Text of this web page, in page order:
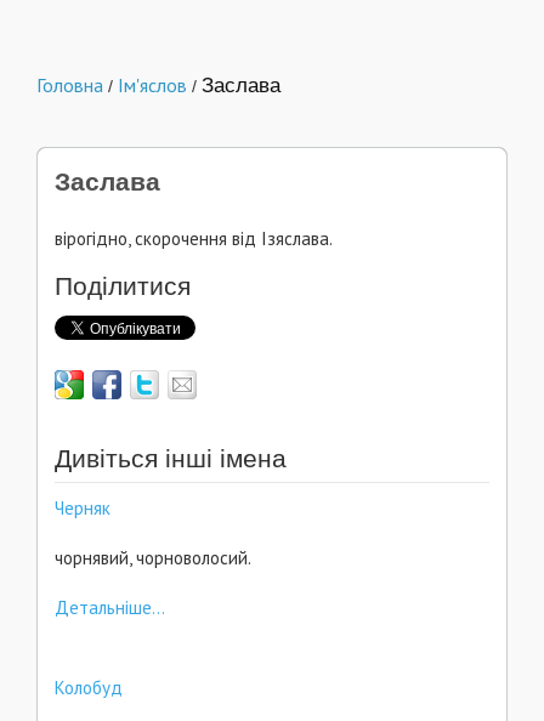
Головна / Ім'яслов / Заслава
Заслава
вірогідно, скорочення від Ізяслава.
Поділитися
Дивіться інші імена
Черняк
чорнявий, чорноволосий.
Детальніше...
Колобуд